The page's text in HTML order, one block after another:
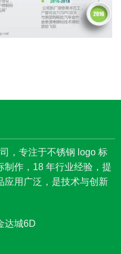
，专注于不锈钢 logo 标
制作，18 年行业经验，提
应用广泛，是技术与创新
达城6D